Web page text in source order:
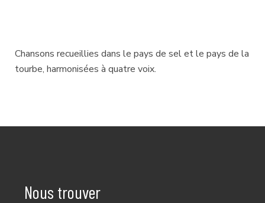
Chansons recueillies dans le pays de sel et le pays de la
tourbe, harmonisées à quatre voix.
Nous trouver